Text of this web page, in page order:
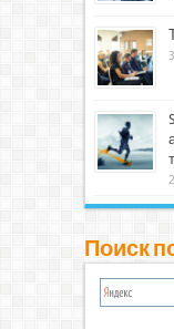
Поиск